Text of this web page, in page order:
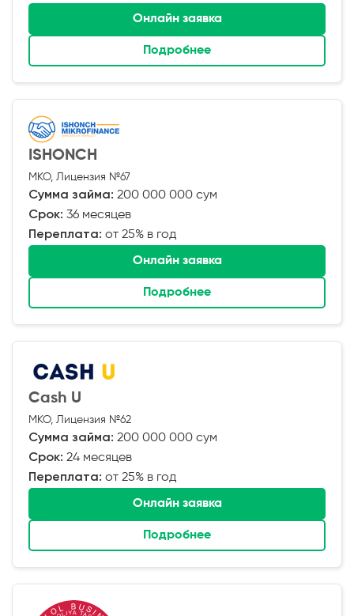
Онлайн заявка
Подробнее
ISHONCH
МКО, Лицензия №67
Сумма займа: 200 000 000 сум
Срок: 36 месяцев
Переплата: от 25% в год
Онлайн заявка
Подробнее
Cash U
МКО, Лицензия №62
Сумма займа: 200 000 000 сум
Срок: 24 месяцев
Переплата: от 25% в год
Онлайн заявка
Подробнее